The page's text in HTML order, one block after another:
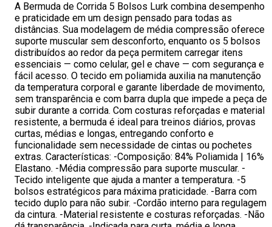
A Bermuda de Corrida 5 Bolsos Lurk combina desempenho
e praticidade em um design pensado para todas as
distâncias. Sua modelagem de média compressão oferece
suporte muscular sem desconforto, enquanto os 5 bolsos
distribuídos ao redor da peça permitem carregar itens
essenciais — como celular, gel e chave — com segurança e
fácil acesso. O tecido em poliamida auxilia na manutenção
da temperatura corporal e garante liberdade de movimento,
sem transparência e com barra dupla que impede a peça de
subir durante a corrida. Com costuras reforçadas e material
resistente, a bermuda é ideal para treinos diários, provas
curtas, médias e longas, entregando conforto e
funcionalidade sem necessidade de cintas ou pochetes
extras. Características: -Composição: 84% Poliamida | 16%
Elastano. -Média compressão para suporte muscular. -
Tecido inteligente que ajuda a manter a temperatura. -5
bolsos estratégicos para máxima praticidade. -Barra com
tecido duplo para não subir. -Cordão interno para regulagem
da cintura. -Material resistente e costuras reforçadas. -Não